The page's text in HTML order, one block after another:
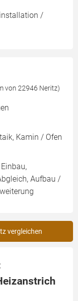
/
von 22946 Neritz)
Kamin / Ofen
Aufbau /
vergleichen